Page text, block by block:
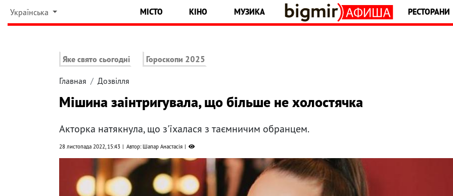
Українська МІСТО КІНО МУЗИКА РЕСТОРАНИ
Яке свято сьогодні Гороскопи 2025
Главная Дозвілля
Мішина заінтригувала, що більше не холостячка
Акторка натякнула, що з'їхалася з таємничим обранцем.
28 листопада 2022, 15:43 Автор: Шапар Анастасія